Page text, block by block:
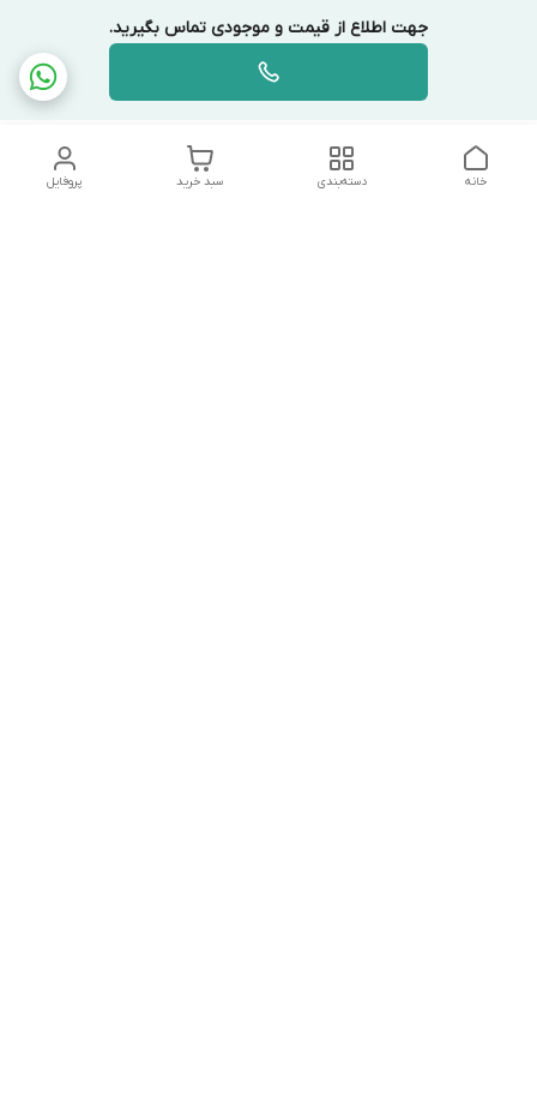
جهت اطلاع از قیمت و موجودی تماس بگیرید.
پروفایل سبد خرید دسته‌بندی خانه